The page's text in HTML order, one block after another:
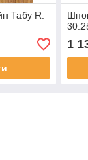
Табу R.
1